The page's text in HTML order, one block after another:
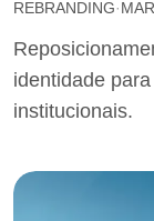
REBRANDING
identidade
institucionais.